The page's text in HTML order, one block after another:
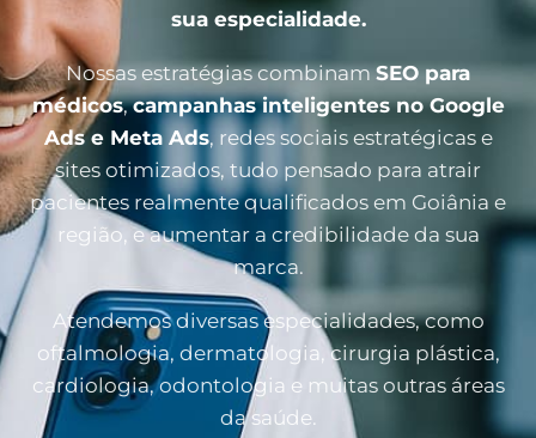
sua especialidade.
Nossas estratégias combinamSEO para
médicos,campanhas inteligentes no Google
Ads e Meta Ads, redes sociais estratégicas e
sites otimizados, tudo pensado para atrair
pacientes realmente qualificados em Goiânia e
região, e aumentar a credibilidade da sua
marca.
Atendemos diversas especialidades, como
oftalmologia, dermatologia, cirurgia plástica,
cardiologia, odontologia e muitas outras áreas
da saúde.